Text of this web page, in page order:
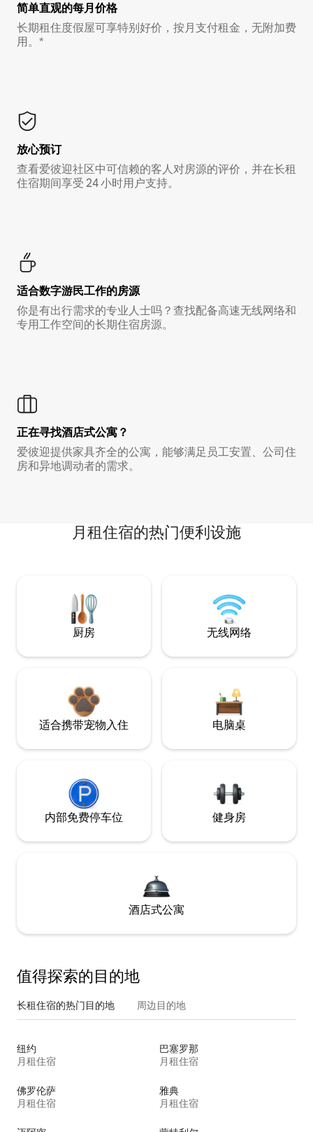
简单直观的每月价格
长期租住度假屋可享特别好价，按月支付租金，无附加费
用。*
放心预订
查看爱彼迎社区中可信赖的客人对房源的评价，并在长租
住宿期间享受 24 小时用户支持。
适合数字游民工作的房源
你是有出行需求的专业人士吗？查找配备高速无线网络和
专用工作空间的长期住宿房源。
正在寻找酒店式公寓？
爱彼迎提供家具齐全的公寓，能够满足员工安置、公司住
房和异地调动者的需求。
月租住宿的热门便利设施
厨房 无线网络
适合携带宠物入住 电脑桌
内部免费停车位 健身房
酒店式公寓
值得探索的目的地
长租住宿的热门目的地 周边目的地
纽约
月租住宿
巴塞罗那
月租住宿
佛罗伦萨
月租住宿
雅典
月租住宿